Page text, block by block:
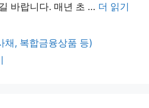
바랍니다. 매년 초 … 더 읽기
채, 복합금융상품 등)